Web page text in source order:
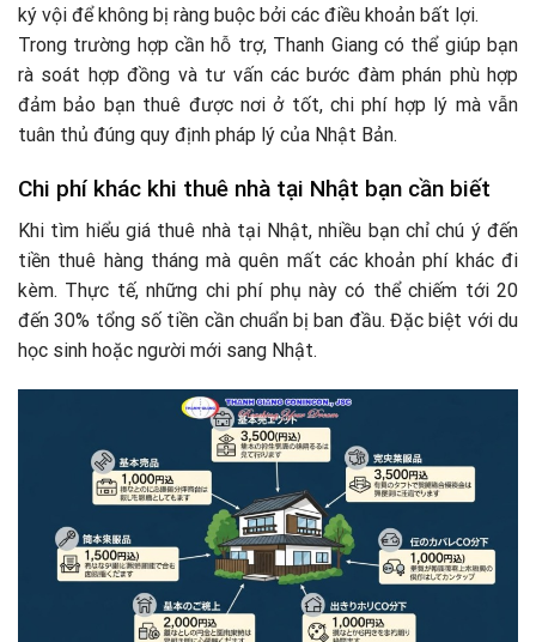
ký vội để không bị ràng buộc bởi các điều khoản bất lợi.
Trong trường hợp cần hỗ trợ, Thanh Giang có thể giúp bạn
rà soát hợp đồng và tư vấn các bước đàm phán phù hợp
đảm bảo bạn thuê được nơi ở tốt, chi phí hợp lý mà vẫn
tuân thủ đúng quy định pháp lý của Nhật Bản.
Chi phí khác khi thuê nhà tại Nhật bạn cần biết
Khi tìm hiểu giá thuê nhà tại Nhật, nhiều bạn chỉ chú ý đến
tiền thuê hàng tháng mà quên mất các khoản phí khác đi
kèm. Thực tế, những chi phí phụ này có thể chiếm tới 20
đến 30% tổng số tiền cần chuẩn bị ban đầu. Đặc biệt với du
học sinh hoặc người mới sang Nhật.